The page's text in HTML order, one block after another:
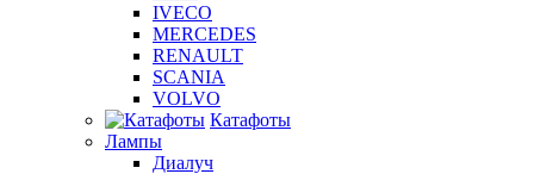
IVECO
MERCEDES
RENAULT
SCANIA
VOLVO
Катафоты
Лампы
Диалуч